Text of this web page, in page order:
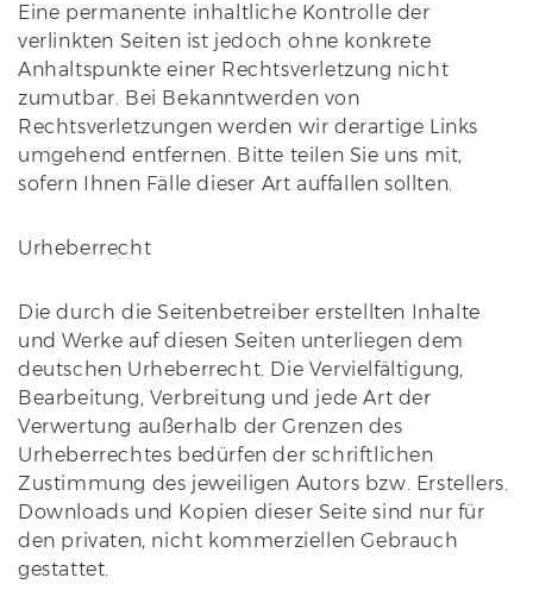
Eine permanente inhaltliche Kontrolle der
verlinkten Seiten ist jedoch ohne konkrete
Anhaltspunkte einer Rechtsverletzung nicht
zumutbar. Bei Bekanntwerden von
Rechtsverletzungen werden wir derartige Links
umgehend entfernen. Bitte teilen Sie uns mit,
sofern Ihnen Fälle dieser Art auffallen sollten.
Urheberrecht
Die durch die Seitenbetreiber erstellten Inhalte
und Werke auf diesen Seiten unterliegen dem
deutschen Urheberrecht. Die Vervielfältigung,
Bearbeitung, Verbreitung und jede Art der
Verwertung außerhalb der Grenzen des
Urheberrechtes bedürfen der schriftlichen
Zustimmung des jeweiligen Autors bzw. Erstellers.
Downloads und Kopien dieser Seite sind nur für
den privaten, nicht kommerziellen Gebrauch
gestattet.